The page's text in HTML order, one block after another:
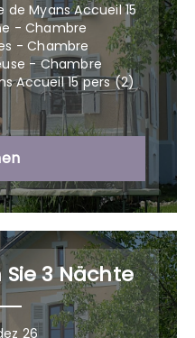
de Myans Accueil 15
- Chambre
- Chambre
- Chambre
Accueil 15 pers (2)
3 Nächte
26